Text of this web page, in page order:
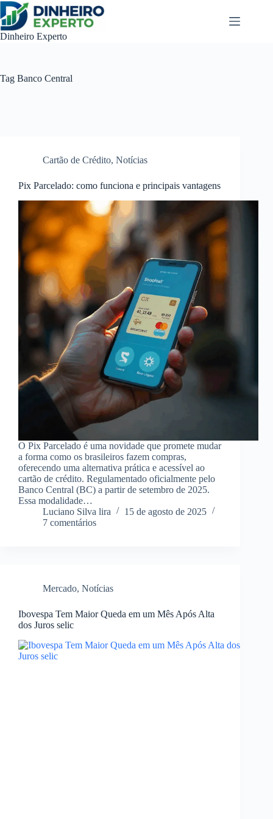
Pular
para
o
conteúdo
Dinheiro Experto
Tag Banco Central
Cartão de Crédito, Notícias
Pix Parcelado: como funciona e principais vantagens
O Pix Parcelado é uma novidade que promete mudar
a forma como os brasileiros fazem compras,
oferecendo uma alternativa prática e acessível ao
cartão de crédito. Regulamentado oficialmente pelo
Banco Central (BC) a partir de setembro de 2025.
Essa modalidade…
Luciano Silva lira
15 de agosto de 2025
7 comentários
Mercado, Notícias
Ibovespa Tem Maior Queda em um Mês Após Alta
dos Juros selic